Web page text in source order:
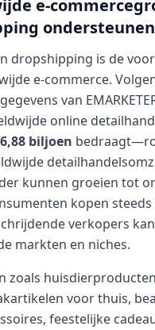
e-
ondersteunen
dropshipping is de
e-commerce.
van
online
biljoen
kunnen groeien tot
kopen
verkopers
markten en niches.
zoals
voor thuis,
feestelijke